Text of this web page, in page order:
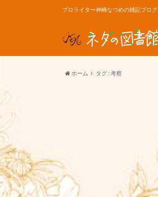
プロライター神崎なつめの雑記ブログ
ホーム タグ : 考察